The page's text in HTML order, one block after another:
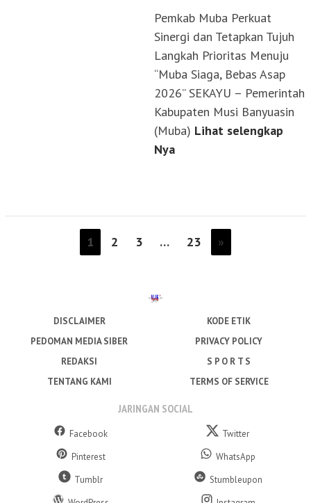
Pemkab Muba Perkuat
Sinergi dan Tetapkan Tujuh
Langkah Prioritas Menuju
“Muba Siaga, Bebas Asap
2026” SEKAYU – Pemerintah
Kabupaten Musi Banyuasin
(Muba) Lihat selengkap
Nya
1 2 3 … 23 »
DISCLAIMER
KODE ETIK
PEDOMAN MEDIA SIBER
PRIVACY POLICY
REDAKSI
S P O R T S
TENTANG KAMI
TERMS OF SERVICE
JARINGAN SOCIAL
Facebook
Twitter
Pinterest
WhatsApp
Tumblr
Stumbleupon